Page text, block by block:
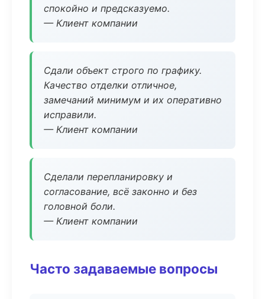
спокойно и предсказуемо.
— Клиент компании
Сдали объект строго по графику.
Качество отделки отличное,
замечаний минимум и их оперативно
исправили.
— Клиент компании
Сделали перепланировку и
согласование, всё законно и без
головной боли.
— Клиент компании
Часто задаваемые вопросы